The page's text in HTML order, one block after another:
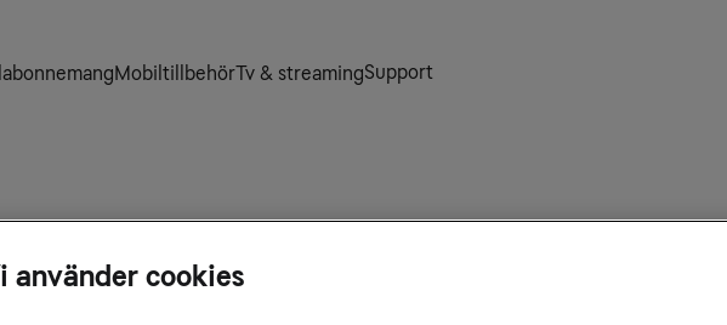
MobiltillbehörTv & streamingSupport
från att teckna eller ändra abonnemang till att
tv-abonnemang. Du kan få rådgivning om vilken
använder cookies